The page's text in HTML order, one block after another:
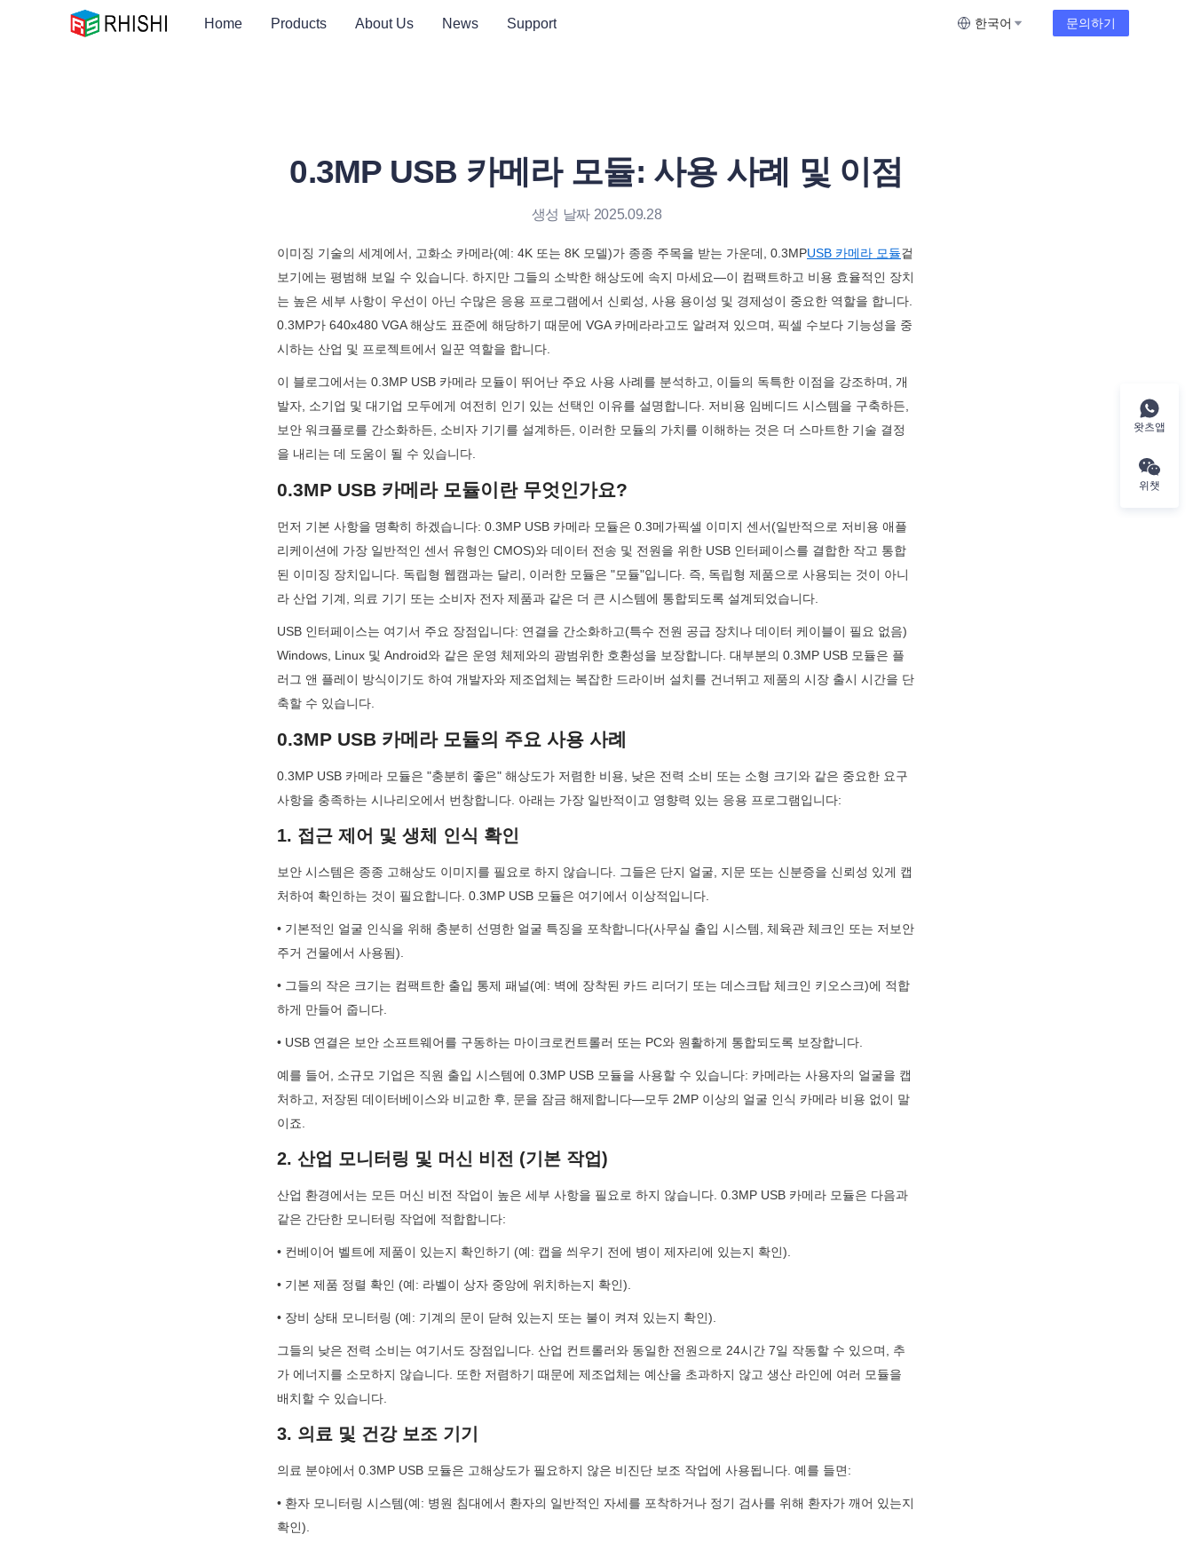
Home Products About Us News Support 한국어 문의하기
0.3MP USB 카메라 모듈: 사용 사례 및 이점
생성 날짜 2025.09.28
이미징 기술의 세계에서, 고화소 카메라(예: 4K 또는 8K 모델)가 종종 주목을 받는 가운데, 0.3MPUSB 카메라 모듈겉
보기에는 평범해 보일 수 있습니다. 하지만 그들의 소박한 해상도에 속지 마세요—이 컴팩트하고 비용 효율적인 장치
는 높은 세부 사항이 우선이 아닌 수많은 응용 프로그램에서 신뢰성, 사용 용이성 및 경제성이 중요한 역할을 합니다.
0.3MP가 640x480 VGA 해상도 표준에 해당하기 때문에 VGA 카메라라고도 알려져 있으며, 픽셀 수보다 기능성을 중
시하는 산업 및 프로젝트에서 일꾼 역할을 합니다.
이 블로그에서는 0.3MP USB 카메라 모듈이 뛰어난 주요 사용 사례를 분석하고, 이들의 독특한 이점을 강조하며, 개
발자, 소기업 및 대기업 모두에게 여전히 인기 있는 선택인 이유를 설명합니다. 저비용 임베디드 시스템을 구축하든,
보안 워크플로를 간소화하든, 소비자 기기를 설계하든, 이러한 모듈의 가치를 이해하는 것은 더 스마트한 기술 결정
을 내리는 데 도움이 될 수 있습니다.
0.3MP USB 카메라 모듈이란 무엇인가요?
먼저 기본 사항을 명확히 하겠습니다: 0.3MP USB 카메라 모듈은 0.3메가픽셀 이미지 센서(일반적으로 저비용 애플
리케이션에 가장 일반적인 센서 유형인 CMOS)와 데이터 전송 및 전원을 위한 USB 인터페이스를 결합한 작고 통합
된 이미징 장치입니다. 독립형 웹캠과는 달리, 이러한 모듈은 "모듈"입니다. 즉, 독립형 제품으로 사용되는 것이 아니
라 산업 기계, 의료 기기 또는 소비자 전자 제품과 같은 더 큰 시스템에 통합되도록 설계되었습니다.
USB 인터페이스는 여기서 주요 장점입니다: 연결을 간소화하고(특수 전원 공급 장치나 데이터 케이블이 필요 없음)
Windows, Linux 및 Android와 같은 운영 체제와의 광범위한 호환성을 보장합니다. 대부분의 0.3MP USB 모듈은 플
러그 앤 플레이 방식이기도 하여 개발자와 제조업체는 복잡한 드라이버 설치를 건너뛰고 제품의 시장 출시 시간을 단
축할 수 있습니다.
0.3MP USB 카메라 모듈의 주요 사용 사례
0.3MP USB 카메라 모듈은 "충분히 좋은" 해상도가 저렴한 비용, 낮은 전력 소비 또는 소형 크기와 같은 중요한 요구
사항을 충족하는 시나리오에서 번창합니다. 아래는 가장 일반적이고 영향력 있는 응용 프로그램입니다:
1. 접근 제어 및 생체 인식 확인
보안 시스템은 종종 고해상도 이미지를 필요로 하지 않습니다. 그들은 단지 얼굴, 지문 또는 신분증을 신뢰성 있게 캡
처하여 확인하는 것이 필요합니다. 0.3MP USB 모듈은 여기에서 이상적입니다.
• 기본적인 얼굴 인식을 위해 충분히 선명한 얼굴 특징을 포착합니다(사무실 출입 시스템, 체육관 체크인 또는 저보안
주거 건물에서 사용됨).
• 그들의 작은 크기는 컴팩트한 출입 통제 패널(예: 벽에 장착된 카드 리더기 또는 데스크탑 체크인 키오스크)에 적합
하게 만들어 줍니다.
• USB 연결은 보안 소프트웨어를 구동하는 마이크로컨트롤러 또는 PC와 원활하게 통합되도록 보장합니다.
예를 들어, 소규모 기업은 직원 출입 시스템에 0.3MP USB 모듈을 사용할 수 있습니다: 카메라는 사용자의 얼굴을 캡
처하고, 저장된 데이터베이스와 비교한 후, 문을 잠금 해제합니다—모두 2MP 이상의 얼굴 인식 카메라 비용 없이 말
이죠.
2. 산업 모니터링 및 머신 비전 (기본 작업)
산업 환경에서는 모든 머신 비전 작업이 높은 세부 사항을 필요로 하지 않습니다. 0.3MP USB 카메라 모듈은 다음과
같은 간단한 모니터링 작업에 적합합니다:
• 컨베이어 벨트에 제품이 있는지 확인하기 (예: 캡을 씌우기 전에 병이 제자리에 있는지 확인).
• 기본 제품 정렬 확인 (예: 라벨이 상자 중앙에 위치하는지 확인).
• 장비 상태 모니터링 (예: 기계의 문이 닫혀 있는지 또는 불이 켜져 있는지 확인).
그들의 낮은 전력 소비는 여기서도 장점입니다. 산업 컨트롤러와 동일한 전원으로 24시간 7일 작동할 수 있으며, 추
가 에너지를 소모하지 않습니다. 또한 저렴하기 때문에 제조업체는 예산을 초과하지 않고 생산 라인에 여러 모듈을
배치할 수 있습니다.
3. 의료 및 건강 보조 기기
의료 분야에서 0.3MP USB 모듈은 고해상도가 필요하지 않은 비진단 보조 작업에 사용됩니다. 예를 들면:
• 환자 모니터링 시스템(예: 병원 침대에서 환자의 일반적인 자세를 포착하거나 정기 검사를 위해 환자가 깨어 있는지
확인).
왓츠앱
위챗